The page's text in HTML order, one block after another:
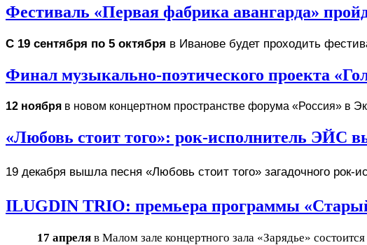
Фестиваль «Первая фабрика авангарда»
С 19 сентября по 5 октября в Иванове будет проходить
Финал музыкально-поэтического проекта
12 ноября в новом концертном пространстве форума «Россия» в
«Любовь стоит того»: рок-исполнитель ЭЙС
19 декабря вышла песня «Любовь стоит того» загадочного рок-
ILUGDIN TRIO: премьера программы
17 апреля в Малом зале концертного зала «Зарядье»